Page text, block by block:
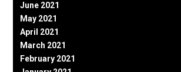
June 2021
May 2021
April 2021
March 2021
February 2021